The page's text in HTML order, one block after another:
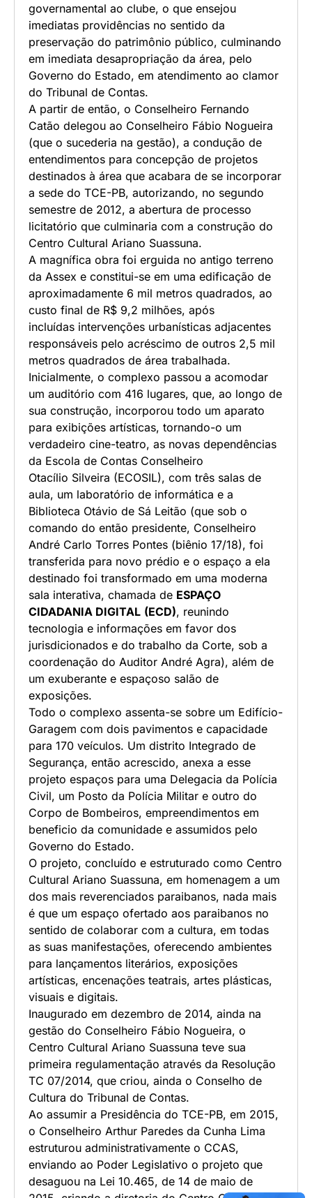
governamental ao clube, o que ensejou
imediatas providências no sentido da
preservação do patrimônio público, culminando
em imediata desapropriação da área, pelo
Governo do Estado, em atendimento ao clamor
do Tribunal de Contas.
A partir de então, o Conselheiro Fernando
Catão delegou ao Conselheiro Fábio Nogueira
(que o sucederia na gestão), a condução de
entendimentos para concepção de projetos
destinados à área que acabara de se incorporar
a sede do TCE-PB, autorizando, no segundo
semestre de 2012, a abertura de processo
licitatório que culminaria com a construção do
Centro Cultural Ariano Suassuna.
A magnífica obra foi erguida no antigo terreno
da Assex e constitui-se em uma edificação de
aproximadamente 6 mil metros quadrados, ao
custo final de R$ 9,2 milhões, após
incluídas intervenções urbanísticas adjacentes
responsáveis pelo acréscimo de outros 2,5 mil
metros quadrados de área trabalhada.
Inicialmente, o complexo passou a acomodar
um auditório com 416 lugares, que, ao longo de
sua construção, incorporou todo um aparato
para exibições artísticas, tornando-o um
verdadeiro cine-teatro, as novas dependências
da Escola de Contas Conselheiro
Otacílio Silveira (ECOSIL), com três salas de
aula, um laboratório de informática e a
Biblioteca Otávio de Sá Leitão (que sob o
comando do então presidente, Conselheiro
André Carlo Torres Pontes (biênio 17/18), foi
transferida para novo prédio e o espaço a ela
destinado foi transformado em uma moderna
sala interativa, chamada de ESPAÇO
CIDADANIA DIGITAL (ECD), reunindo
tecnologia e informações em favor dos
jurisdicionados e do trabalho da Corte, sob a
coordenação do Auditor André Agra), além de
um exuberante e espaçoso salão de
exposições.
Todo o complexo assenta-se sobre um Edifício-
Garagem com dois pavimentos e capacidade
para 170 veículos. Um distrito Integrado de
Segurança, então acrescido, anexa a esse
projeto espaços para uma Delegacia da Polícia
Civil, um Posto da Polícia Militar e outro do
Corpo de Bombeiros, empreendimentos em
beneficio da comunidade e assumidos pelo
Governo do Estado.
O projeto, concluído e estruturado como Centro
Cultural Ariano Suassuna, em homenagem a um
dos mais reverenciados paraibanos, nada mais
é que um espaço ofertado aos paraibanos no
sentido de colaborar com a cultura, em todas
as suas manifestações, oferecendo ambientes
para lançamentos literários, exposições
artísticas, encenações teatrais, artes plásticas,
visuais e digitais.
Inaugurado em dezembro de 2014, ainda na
gestão do Conselheiro Fábio Nogueira, o
Centro Cultural Ariano Suassuna teve sua
primeira regulamentação através da Resolução
TC 07/2014, que criou, ainda o Conselho de
Cultura do Tribunal de Contas.
Ao assumir a Presidência do TCE-PB, em 2015,
o Conselheiro Arthur Paredes da Cunha Lima
estruturou administrativamente o CCAS,
enviando ao Poder Legislativo o projeto que
desaguou na Lei 10.465, de 14 de maio de